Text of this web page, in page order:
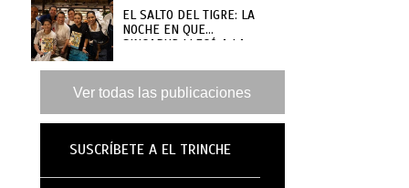
EL SALTO DEL TIGRE: LA
NOCHE EN QUE
SINGAPUR LLEGÓ A LA
Ver todas las publicaciones
SUSCRÍBETE A EL TRINCHE